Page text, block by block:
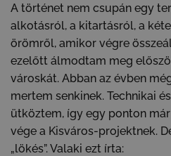
A történet nem csupán egy
alkotásról, a kitartásról, a
örömről, amikor végre
ezelőtt álmodtam meg
városkát. Abban az évben
mertem senkinek. Technikai
ütköztem, így egy ponton
vége a Kisváros-projektnek.
„lökés”. Valaki ezt írta: